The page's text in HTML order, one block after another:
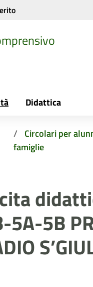
Didattica
Circolari per
famiglie
5B